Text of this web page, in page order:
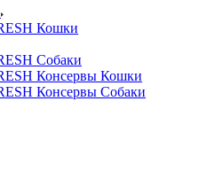
Кошки
Собаки
Консервы Кошки
Консервы Собаки